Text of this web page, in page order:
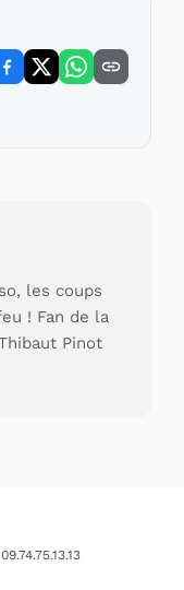
les coups
! Fan de la
Pinot